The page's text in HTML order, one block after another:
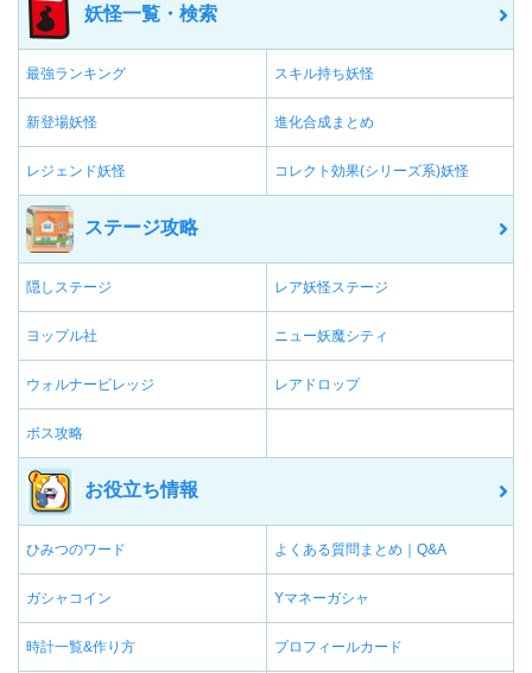
妖怪一覧・検索
最強ランキング スキル持ち妖怪
新登場妖怪 進化合成まとめ
レジェンド妖怪 コレクト効果(シリーズ系)妖怪
ステージ攻略
隠しステージ レア妖怪ステージ
ヨップル社 ニュー妖魔シティ
ウォルナービレッジ レアドロップ
ボス攻略
お役立ち情報
ひみつのワード よくある質問まとめ｜Q&A
ガシャコイン Yマネーガシャ
時計一覧&作り方 プロフィールカード